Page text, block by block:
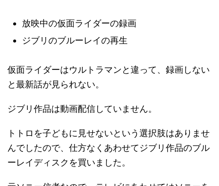
放映中の仮面ライダーの録画
ジブリのブルーレイの再生
仮面ライダーはウルトラマンと違って、録画しない
と最新話が見られない。
ジブリ作品は動画配信していません。
トトロを子どもに見せないという選択肢はありませ
んでしたので、仕方なくあわせてジブリ作品のブル
ーレイディスクを買いました。